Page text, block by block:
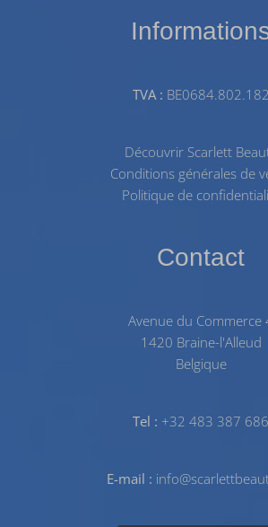
TVA : BE0684.802.182
Découvrir Scarlett
Conditions générales de
Politique de
Contact
Avenue du Commerce
1420 Braine-l'Alleud
Belgique
Tel : +32 483 387 686
E-mail :